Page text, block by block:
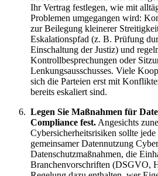
Ihr Vertrag festlegen, wie mit
Problemen umgegangen wird:
zur Beilegung kleinerer
Eskalationspfad (z. B. Prüfung
Einschaltung der Justiz) und
Kontrollbesprechungen oder
Lenkungsausschusses. Viele
sich die Parteien erst mit
bereits eskaliert sind.
Legen Sie Maßnahmen für
Compliance fest. Angesichts
Cybersicherheitsrisiken sollte
gemeinsamer Datennutzung
Datenschutzmaßnahmen, die
Branchenvorschriften (DSGVO,